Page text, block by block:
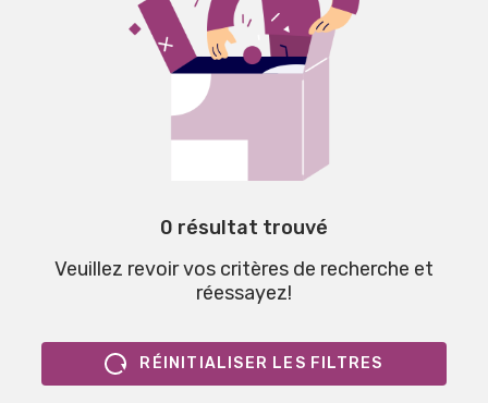
0 résultat trouvé
Veuillez revoir vos critères de recherche et
réessayez!
RÉINITIALISER LES FILTRES